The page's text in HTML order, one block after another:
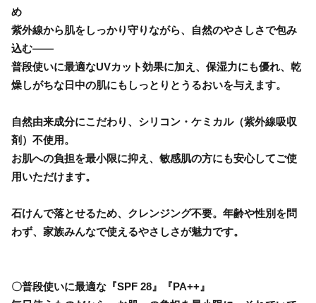
め
紫外線から肌をしっかり守りながら、自然のやさしさで包み
込む――
普段使いに最適なUVカット効果に加え、保湿力にも優れ、乾
燥しがちな日中の肌にもしっとりとうるおいを与えます。
自然由来成分にこだわり、シリコン・ケミカル（紫外線吸収
剤）不使用。
お肌への負担を最小限に抑え、敏感肌の方にも安心してご使
用いただけます。
石けんで落とせるため、クレンジング不要。年齢や性別を問
わず、家族みんなで使えるやさしさが魅力です。
〇普段使いに最適な『SPF 28』『PA++』